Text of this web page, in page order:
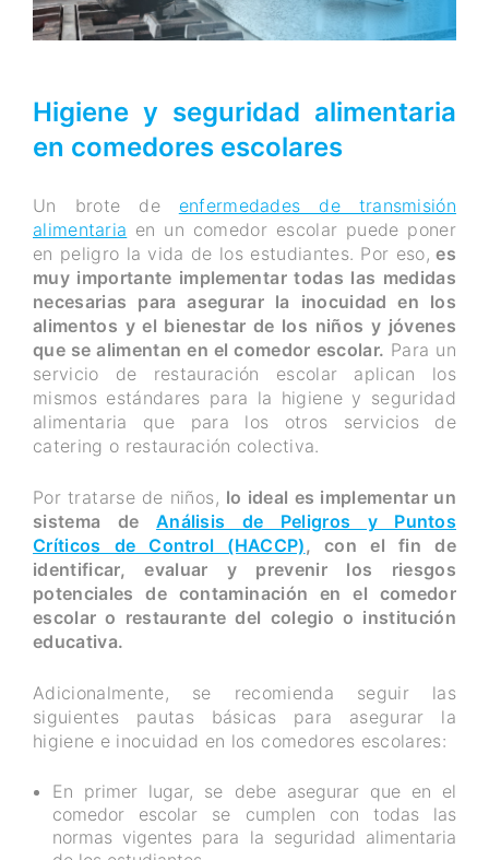
Higiene y seguridad alimentaria
en comedores escolares
Un brote de enfermedades de transmisión
alimentaria en un comedor escolar puede poner
en peligro la vida de los estudiantes. Por eso, es
muy importante implementar todas las medidas
necesarias para asegurar la inocuidad en los
alimentos y el bienestar de los niños y jóvenes
que se alimentan en el comedor escolar. Para un
servicio de restauración escolar aplican los
mismos estándares para la higiene y seguridad
alimentaria que para los otros servicios de
catering o restauración colectiva.
Por tratarse de niños, lo ideal es implementar un
sistema de Análisis de Peligros y Puntos
Críticos de Control (HACCP), con el fin de
identificar, evaluar y prevenir los riesgos
potenciales de contaminación en el comedor
escolar o restaurante del colegio o institución
educativa.
Adicionalmente, se recomienda seguir las
siguientes pautas básicas para asegurar la
higiene e inocuidad en los comedores escolares:
En primer lugar, se debe asegurar que en el
comedor escolar se cumplen con todas las
normas vigentes para la seguridad alimentaria